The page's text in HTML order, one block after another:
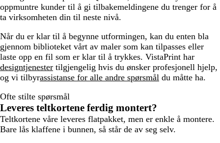
oppmuntre kunder til å gi tilbakemeldingene du trenger for å
ta virksomheten din til neste nivå.
Når du er klar til å begynne utformingen, kan du enten bla
gjennom biblioteket vårt av maler som kan tilpasses eller
laste opp en fil som er klar til å trykkes. VistaPrint har
designtjenester tilgjengelig hvis du ønsker profesjonell hjelp,
og vi tilbyrassistanse for alle andre spørsmål du måtte ha.
Ofte stilte spørsmål
Leveres teltkortene ferdig montert?
Teltkortene våre leveres flatpakket, men er enkle å montere.
Bare lås klaffene i bunnen, så står de av seg selv.